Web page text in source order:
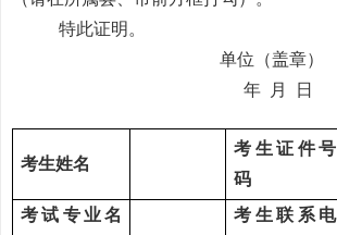
特此证明。
单位（盖章）
年 月 日
考生姓名
考生 证件号
码
考试 专业名
考生联系电